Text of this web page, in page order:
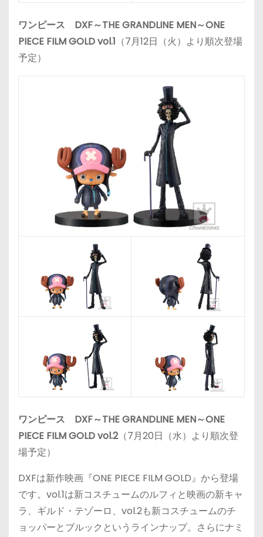
ワンピース DXF～THE GRANDLINE MEN～ONE
PIECE FILM GOLD vol.1 （7月12日（火）より順次登場
予定）
ワンピース DXF～THE GRANDLINE MEN～ONE
PIECE FILM GOLD vol.2（7月20日（水）より順次登
場予定）
DXFは新作映画『ONE PIECE FILM GOLD』から登場
です。vol.1は新コスチュームのルフィと映画の新キャ
ラ、 ギルド・テゾーロ、vol.2も新コスチュームのチ
ョッパーとブルックというラインナップ。さらにナミ